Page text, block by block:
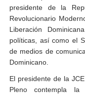
presidente de la
Revolucionario
Liberación
políticas, así como el
de medios de
Dominicano.
El presidente de la
Pleno contempla